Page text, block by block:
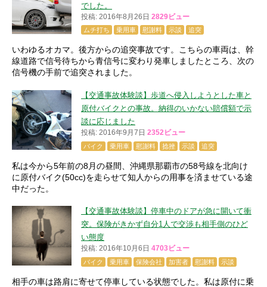
でした。
投稿: 2016年8月26日 2829ビュー
ムチ打ち 乗用車 慰謝料 示談 追突
いわゆるオカマ。後方からの追突事故です。こちらの車両は、幹
線道路で信号待ちから青信号に変わり発車しましたところ、次の
信号機の手前で追突されました。
【交通事故体験談】歩道へ侵入しようとした車と
原付バイクとの事故。納得のいかない賠償額で示
談に応じました
投稿: 2016年9月7日 2352ビュー
バイク 乗用車 慰謝料 捻挫 示談 追突
私は今から5年前の8月の昼間、沖縄県那覇市の58号線を北向け
に原付バイク(50cc)を走らせて知人からの用事を済ませている途
中だった。
【交通事故体験談】停車中のドアが急に開いて衝
突。保険がきかず自分1人で交渉も相手側のひど
い態度
投稿: 2016年10月6日 4703ビュー
バイク 乗用車 保険会社 加害者 慰謝料 示談
相手の車は路肩に寄せて停車している状態でした。私は原付に乗